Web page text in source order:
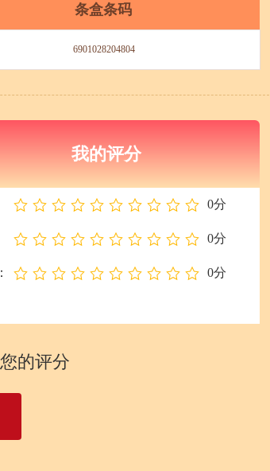
条盒条码
6901028204804
我的评分
0分
0分
0分
的评分